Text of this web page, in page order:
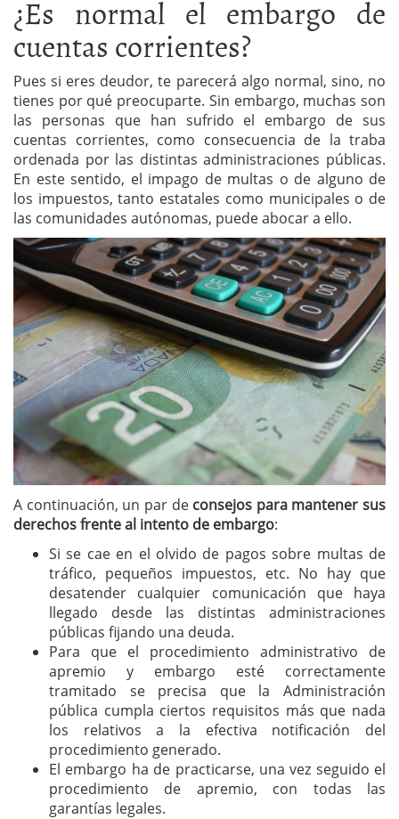
¿Es normal el embargo de
cuentas corrientes?
Pues si eres deudor, te parecerá algo normal, sino, no
tienes por qué preocuparte. Sin embargo, muchas son
las personas que han sufrido el embargo de sus
cuentas corrientes, como consecuencia de la traba
ordenada por las distintas administraciones públicas.
En este sentido, el impago de multas o de alguno de
los impuestos, tanto estatales como municipales o de
las comunidades autónomas, puede abocar a ello.
A continuación, un par deconsejos para mantener sus
derechos frente al intento de embargo:
Si se cae en el olvido de pagos sobre multas de
tráfico, pequeños impuestos, etc. No hay que
desatender cualquier comunicación que haya
llegado desde las distintas administraciones
públicas fijando una deuda.
Para que el procedimiento administrativo de
apremio y embargo esté correctamente
tramitado se precisa que la Administración
pública cumpla ciertos requisitos más que nada
los relativos a la efectiva notificación del
procedimiento generado.
El embargo ha de practicarse, una vez seguido el
procedimiento de apremio, con todas las
garantías legales.